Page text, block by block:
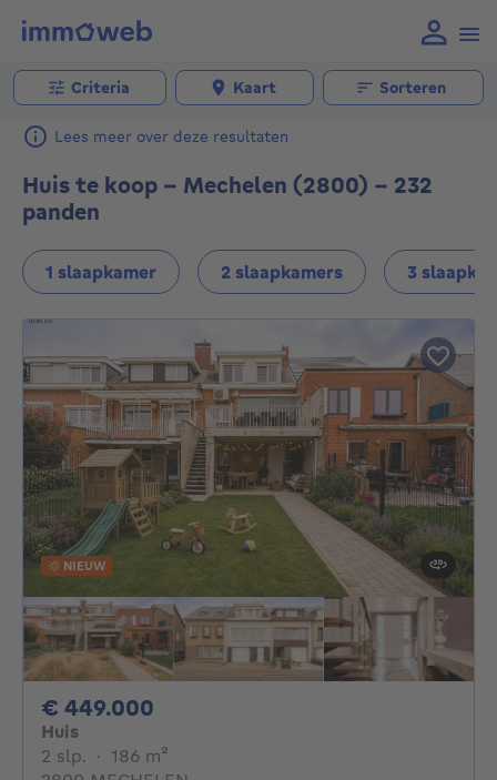
Criteria Kaart Sorteren
Lees meer over deze resultaten
Huis te koop - Mechelen (2800) - 232
panden
1 slaapkamer 2 slaapkamers 3
NIEUW
€ 449.000
Huis
2 slp. 2 slaapkamers
· 186 m²